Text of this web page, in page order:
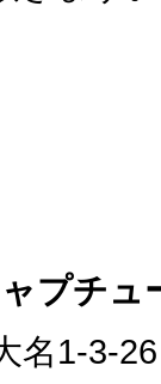
プチュ
名1-3-